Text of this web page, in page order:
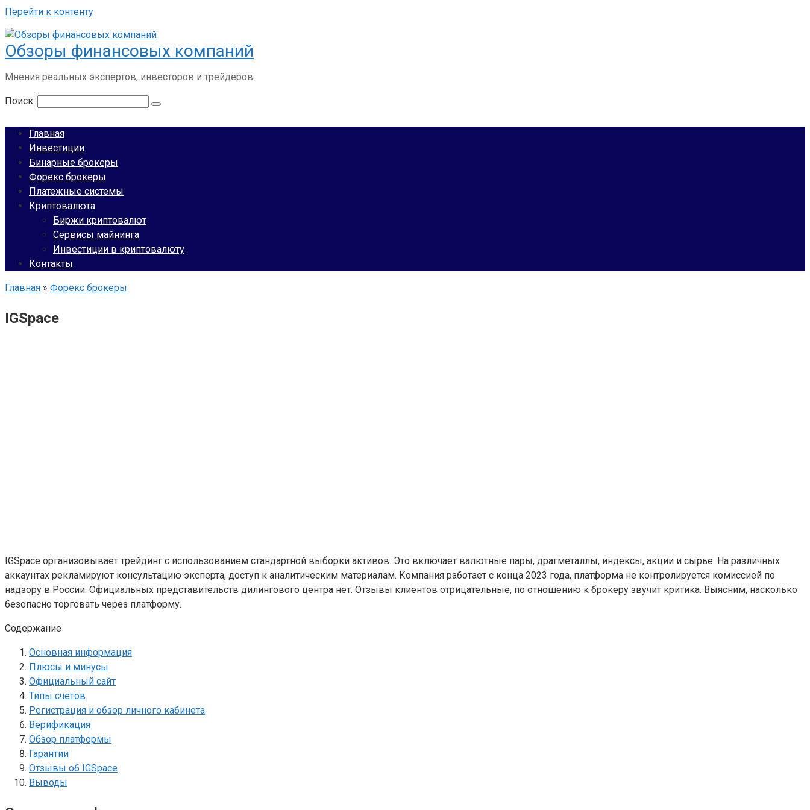
Перейти к контенту
Обзоры финансовых компаний
Мнения реальных экспертов, инвесторов и трейдеров
Поиск:
Главная
Инвестиции
Бинарные брокеры
Форекс брокеры
Платежные системы
Криптовалюта
Биржи криптовалют
Сервисы майнинга
Инвестиции в криптовалюту
Контакты
Главная » Форекс брокеры
IGSpace
IGSpace организовывает трейдинг с использованием стандартной выборки активов. Это включает валютные пары, драгметаллы, индексы, акции и сырье. На различных
аккаунтах рекламируют консультацию эксперта, доступ к аналитическим материалам. Компания работает с конца 2023 года, платформа не контролируется комиссией по
надзору в России. Официальных представительств дилингового центра нет. Отзывы клиентов отрицательные, по отношению к брокеру звучит критика. Выясним, насколько
безопасно торговать через платформу.
Содержание
Основная информация
Плюсы и минусы
Официальный сайт
Типы счетов
Регистрация и обзор личного кабинета
Верификация
Обзор платформы
Гарантии
Отзывы об IGSpace
Выводы